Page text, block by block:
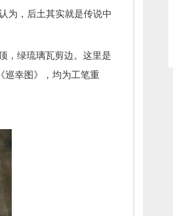
为， 后土其实就是传说中
， 绿琉璃瓦剪边。 这里是
巡幸图》， 均为工笔重